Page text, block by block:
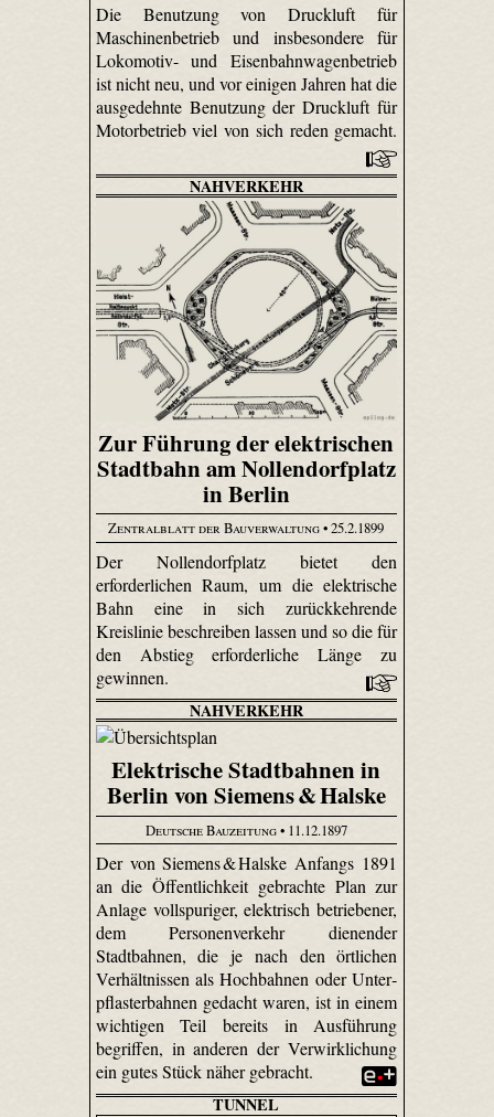
Die Benutzung von Druckluft für
Maschinenbetrieb und insbesondere für
Lokomotiv- und Eisenbahnwagenbetrieb
ist nicht neu, und vor einigen Jahren hat die
ausgedehnte Benutzung der Druckluft für
Motorbetrieb viel von sich reden gemacht.
NAHVERKEHR
Zur Führung der elektrischen
Stadtbahn am Nollendorfplatz
in Berlin
Zentralblatt der Bauverwaltung• 25.2.1899
Der Nollendorfplatz bietet den
erforderlichen Raum, um die elektrische
Bahn eine in sich zurückkehrende
Kreislinie beschreiben lassen und so die für
den Abstieg erforderliche Länge zu
gewinnen.
NAHVERKEHR
Elektrische Stadtbahnen in
Berlin von Siemens & Halske
Deutsche Bauzeitung• 11.12.1897
Der von Siemens & Halske Anfangs 1891
an die Öffentlichkeit gebrachte Plan zur
Anlage voll­spuriger, elektrisch betriebener,
dem Personenverkehr dienender
Stadtbahnen, die je nach den örtlichen
Verhältnissen als Hochbahnen oder Unter­
pflaster­bahnen gedacht waren, ist in einem
wichtigen Teil bereits in Ausführung
begriffen, in anderen der Verwirklichung
ein gutes Stück näher gebracht.
TUNNEL